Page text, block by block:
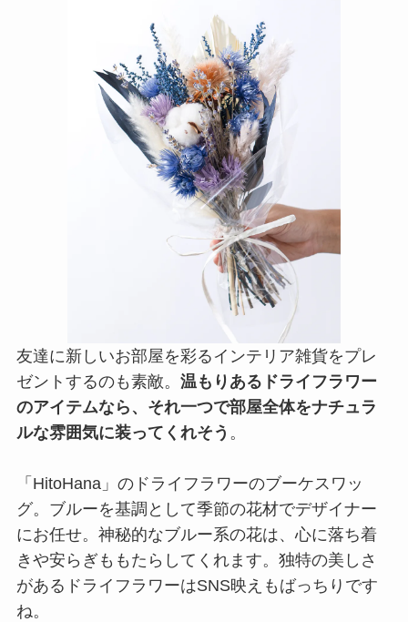
友達に新しいお部屋を彩るインテリア雑貨をプレ
ゼントするのも素敵。 温もりあるドライフラワー
のアイテムなら、それ一つで部屋全体をナチュラ
ルな雰囲気に装ってくれそう 。
「HitoHana」のドライフラワーのブーケスワッ
グ。ブルーを基調として季節の花材でデザイナー
にお任せ。神秘的なブルー系の花は、心に落ち着
きや安らぎももたらしてくれます。独特の美しさ
があるドライフラワーはSNS映えもばっちりです
ね。